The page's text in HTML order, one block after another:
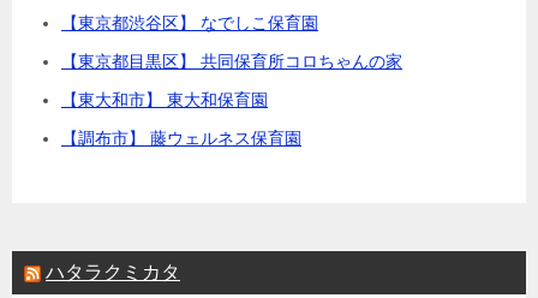
【東京都渋谷区】 なでしこ保育園
【東京都目黒区】 共同保育所コロちゃんの家
【東大和市】 東大和保育園
【調布市】 藤ウェルネス保育園
ハタラクミカタ